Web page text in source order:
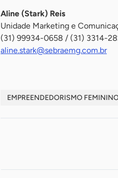
Aline (Stark) Reis
Unidade Marketing e
(31) 99934-0658 / (31) 3314-
aline.stark@sebraemg.com.br
EMPREENDEDORISMO